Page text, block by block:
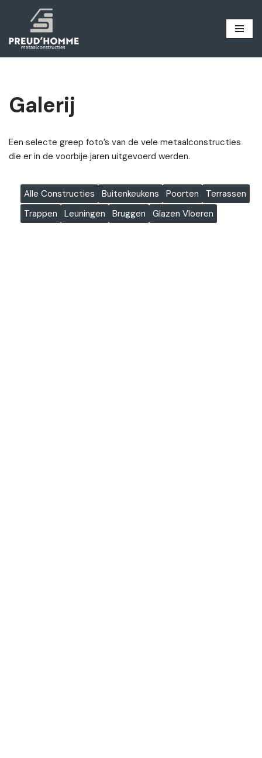
naar
de
Galerij
Een selecte greep foto’s van de vele metaalconstructies
die er in de voorbije jaren uitgevoerd werden.
Alle Constructies Buitenkeukens Poorten
Terrassen
Trappen
Leuningen Bruggen Glazen Vloeren